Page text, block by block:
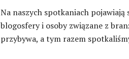
Na naszych spotkaniach
blogosfery i osoby związane z
przybywa, a tym razem